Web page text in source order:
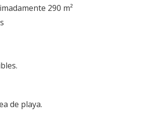
290 m²
de playa.